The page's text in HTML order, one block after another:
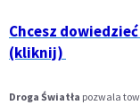
Chcesz
(kliknij)
Droga Światła pozwala